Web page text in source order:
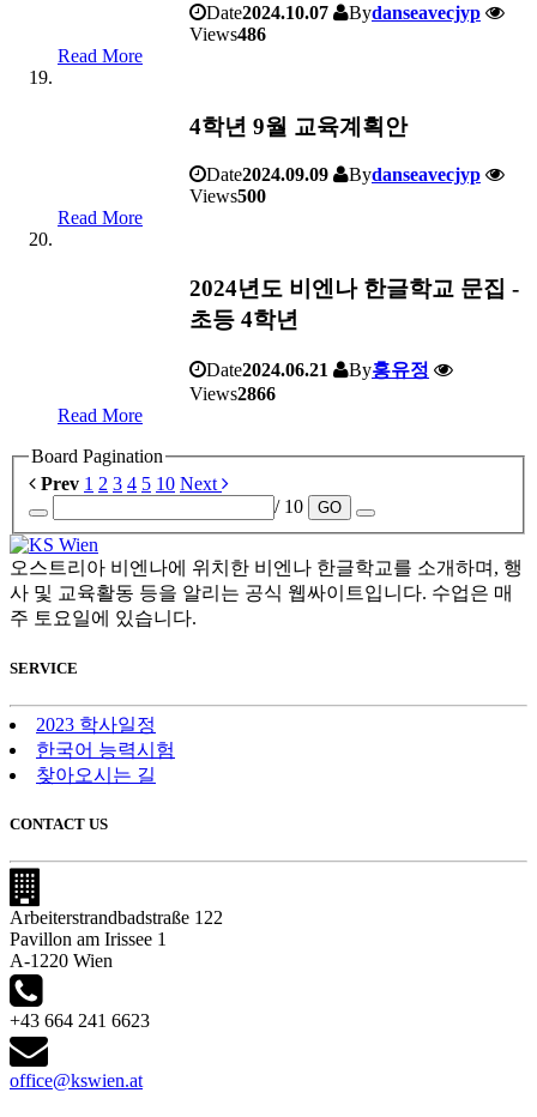
Date2024.10.07 Bydanseavecjyp
Views486
Read More
4학년 9월 교육계획안
Date2024.09.09 Bydanseavecjyp
Views500
Read More
2024년도 비엔나 한글학교 문집 -
초등 4학년
Date2024.06.21 By홍유정
Views2866
Read More
Board Pagination
Prev 1 2 3 4 5 10 Next
/ 10
GO
오스트리아 비엔나에 위치한 비엔나 한글학교를 소개하며, 행
사 및 교육활동 등을 알리는 공식 웹싸이트입니다. 수업은 매
주 토요일에 있습니다.
SERVICE
2023 학사일정
한국어 능력시험
찾아오시는 길
CONTACT US
Arbeiterstrandbadstraße 122
Pavillon am Irissee 1
A-1220 Wien
+43 664 241 6623
office@kswien.at